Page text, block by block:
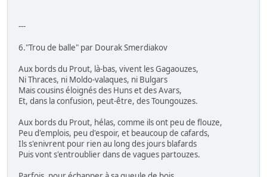
---
6."Trou de balle" par Dourak Smerdiakov
Aux bords du Prout, là-bas, vivent les Gagaouzes,
Ni Thraces, ni Moldo-valaques, ni Bulgars
Mais cousins éloignés des Huns et des Avars,
Et, dans la confusion, peut-être, des Toungouzes.
Aux bords du Prout, hélas, comme ils ont peu de flouze,
Peu d'emplois, peu d'espoir, et beaucoup de cafards,
Ils s'enivrent pour rien au long des jours blafards
Puis vont s'entroublier dans de vagues partouzes.